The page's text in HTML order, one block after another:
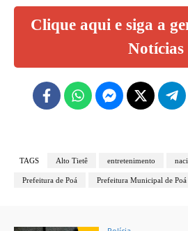
Clique aqui e siga a
Notícias
TAGS Alto Tietê entretenimento
Prefeitura de Poá Prefeitura Municipal de Poá